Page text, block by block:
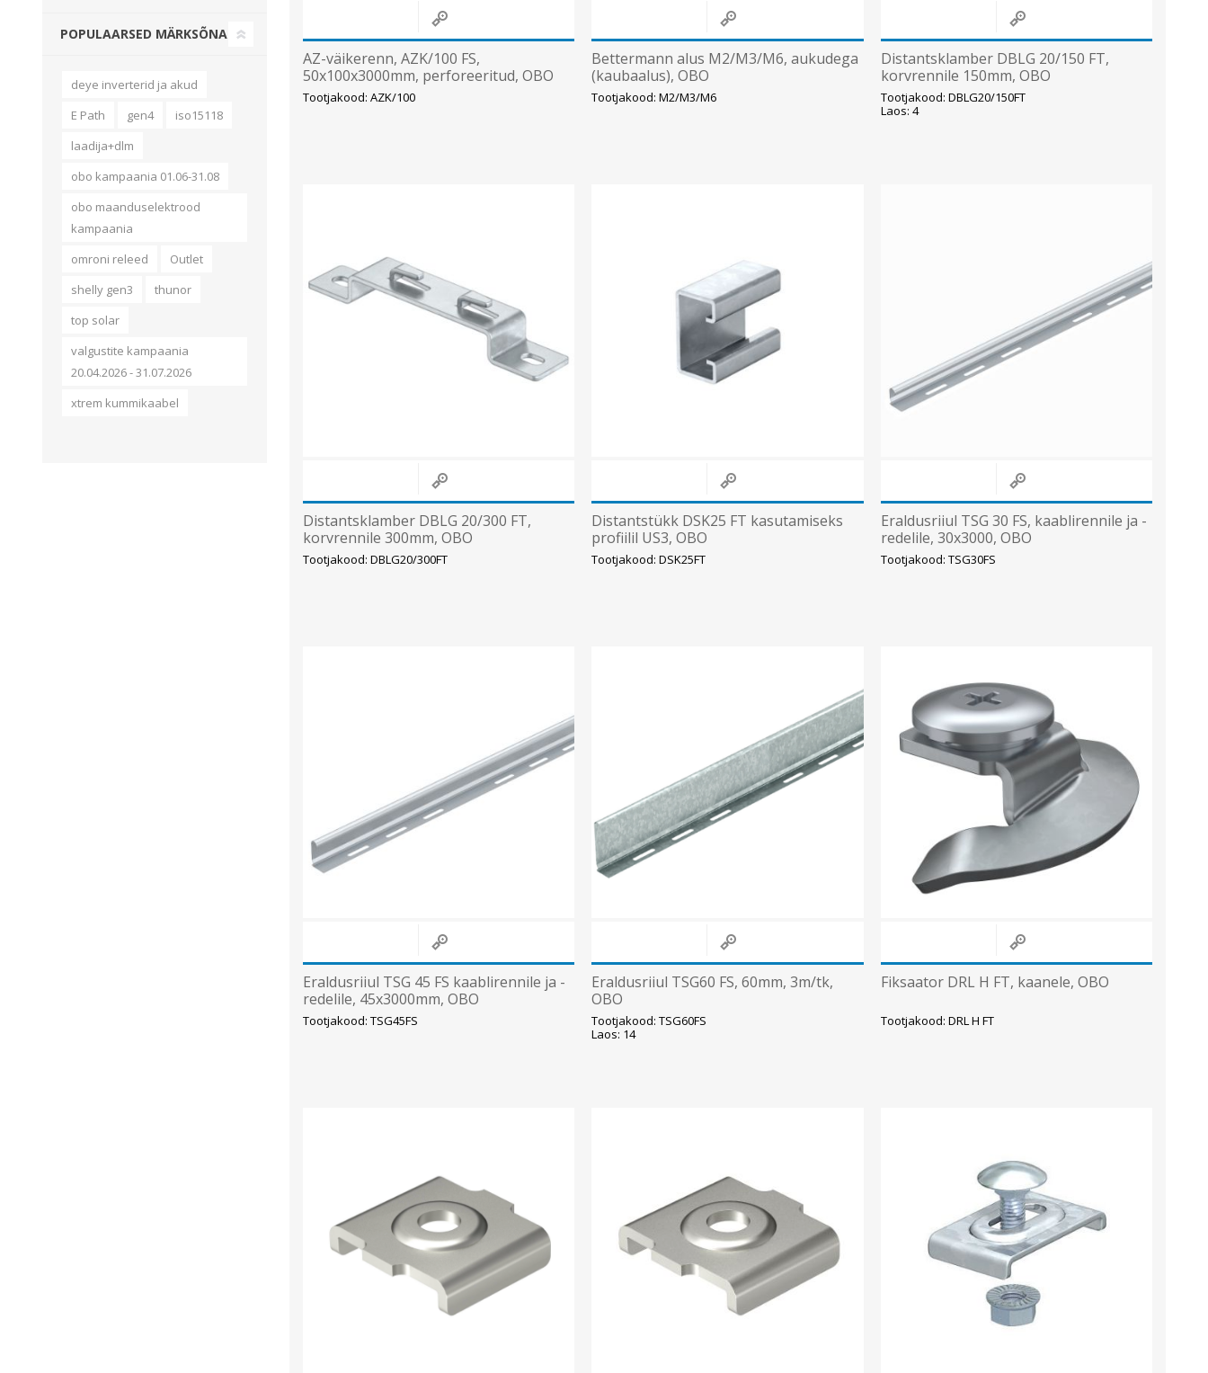
AZ-väikerenn, AZK/100 FS,
50x100x3000mm, perforeeritud, OBO
Tootjakood: AZK/100
Bettermann alus M2/M3/M6, aukudega
(kaubaalus), OBO
Tootjakood: M2/M3/M6
Distantsklamber DBLG 20/150 FT,
korvrennile 150mm, OBO
Tootjakood: DBLG20/150FT
Laos: 4
Distantsklamber DBLG 20/300 FT,
korvrennile 300mm, OBO
Tootjakood: DBLG20/300FT
Distantstükk DSK25 FT kasutamiseks
profiilil US3, OBO
Tootjakood: DSK25FT
Eraldusriiul TSG 30 FS, kaablirennile ja -
redelile, 30x3000, OBO
Tootjakood: TSG30FS
Eraldusriiul TSG 45 FS kaablirennile ja -
redelile, 45x3000mm, OBO
Tootjakood: TSG45FS
Eraldusriiul TSG60 FS, 60mm, 3m/tk,
OBO
Tootjakood: TSG60FS
Laos: 14
Fiksaator DRL H FT, kaanele, OBO
Tootjakood: DRL H FT
POPULAARSED MÄRKSÕNAD
deye inverterid ja akud
E Path
gen4
iso15118
laadija+dlm
obo kampaania 01.06-31.08
obo maanduselektrood
kampaania
omroni releed
Outlet
shelly gen3
thunor
top solar
valgustite kampaania
20.04.2026 - 31.07.2026
xtrem kummikaabel